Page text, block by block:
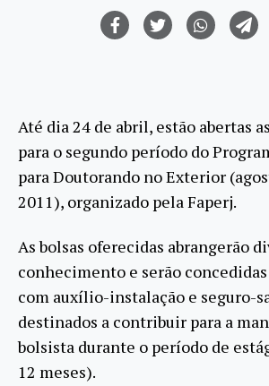
Até dia 24 de abril, estão abertas
para o segundo período do
para Doutorando no Exterior
2011), organizado pela Faperj.
As bolsas oferecidas abrangerão
conhecimento e serão
com auxílio-instalação e seguro-
destinados a contribuir para a
bolsista durante o período de
12 meses).